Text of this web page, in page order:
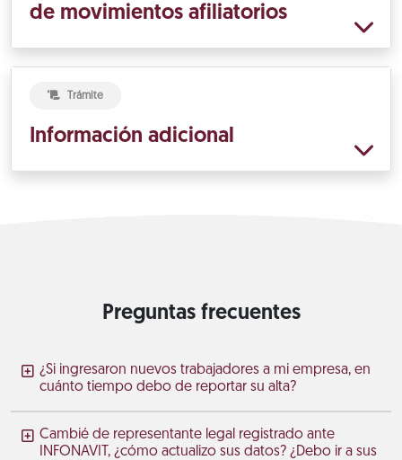
de movimientos afiliatorios
Trámite
Información adicional
Preguntas frecuentes
¿Si ingresaron nuevos trabajadores a mi empresa, en
cuánto tiempo debo de reportar su alta?
Cambié de representante legal registrado ante
INFONAVIT, ¿cómo actualizo sus datos? ¿Debo ir a sus